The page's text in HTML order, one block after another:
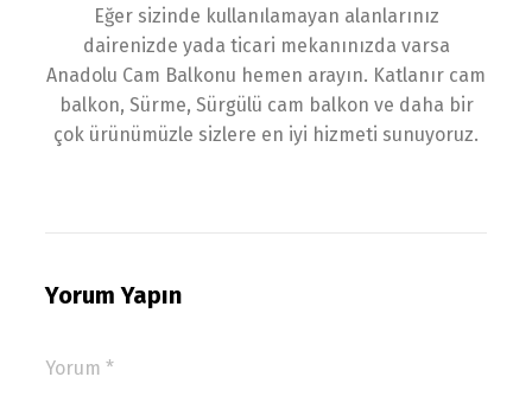
Eğer sizinde kullanılamayan alanlarınız
dairenizde yada ticari mekanınızda varsa
Anadolu Cam Balkonu hemen arayın. Katlanır cam
balkon, Sürme, Sürgülü cam balkon ve daha bir
çok ürünümüzle sizlere en iyi hizmeti sunuyoruz.
Yorum Yapın